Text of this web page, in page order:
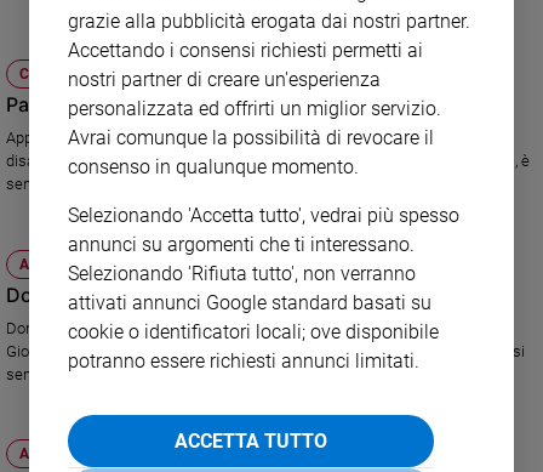
giovani
Adolescenza
Bioetica
Vai
CHIESA
Papa all'Angelus: i disabili, un valore
Appello di Benedetto XVI per la Giornata dei diritti delle persone con
disabilità. «Ogni persona, pur con i suoi limiti fisici e psichici, anche gravi, è
sempre un valore inestimabile».
ATTUALITÀ
Don Vinicio: la disabilità è in crescita
Don Albanesi, presidente della Comunità di Capodarco, interviene sulla
Giornata delle persone con disabilità che si celebra domani. Disabili quasi
sempre a carico delle famiglie.
ATTUALITÀ
grazie alla pubblicità erogata dai nostri partner.
Accettando i consensi richiesti permetti ai
nostri partner di creare un'esperienza
personalizzata ed offrirti un miglior servizio.
Avrai comunque la possibilità di revocare il
consenso in qualunque momento.
Selezionando 'Accetta tutto', vedrai più spesso
annunci su argomenti che ti interessano.
Selezionando 'Rifiuta tutto', non verranno
attivati annunci Google standard basati su
cookie o identificatori locali; ove disponibile
potranno essere richiesti annunci limitati.
ACCETTA TUTTO